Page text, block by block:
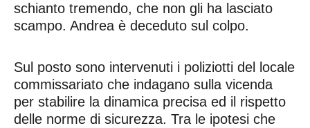
schianto tremendo, che non gli ha lasciato
scampo. Andrea è deceduto sul colpo.
Sul posto sono intervenuti i poliziotti del locale
commissariato che indagano sulla vicenda
per stabilire la dinamica precisa ed il rispetto
delle norme di sicurezza. Tra le ipotesi che